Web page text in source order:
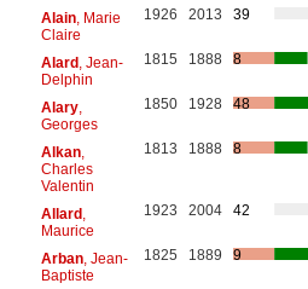
Alain, Marie
Claire
1926 2013 39
Alard, Jean-
Delphin
1815 1888 8
Alary,
Georges
1850 1928 48
Alkan,
Charles
Valentin
1813 1888 8
Allard,
Maurice
1923 2004 42
Arban, Jean-
Baptiste
1825 1889 9